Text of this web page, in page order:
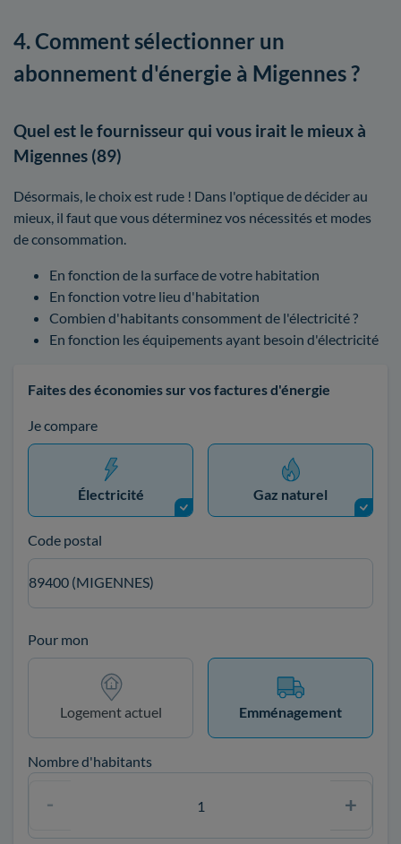
4. Comment sélectionner un
abonnement d'énergie à Migennes ?
Quel est le fournisseur qui vous irait le mieux à
Migennes (89)
Désormais, le choix est rude ! Dans l'optique de décider au
mieux, il faut que vous déterminez vos nécessités et modes
de consommation.
En fonction de la surface de votre habitation
En fonction votre lieu d'habitation
Combien d'habitants consomment de l'électricité ?
En fonction les équipements ayant besoin d'électricité
Faites des économies sur vos factures d'énergie
Je compare
Électricité Gaz naturel
Code postal
89400 (MIGENNES)
Pour mon
Logement actuel Emménagement
Nombre d'habitants